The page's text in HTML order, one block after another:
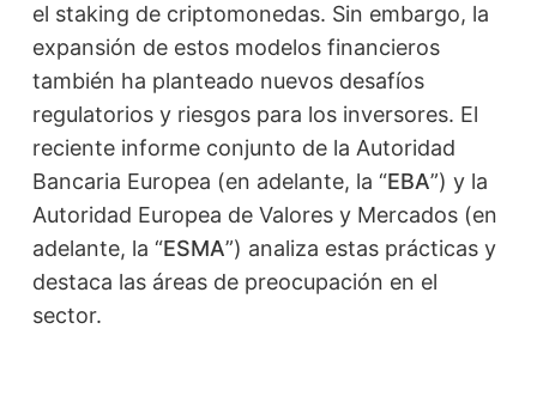
el staking de criptomonedas. Sin embargo, la
expansión de estos modelos financieros
también ha planteado nuevos desafíos
regulatorios y riesgos para los inversores. El
reciente informe conjunto de la Autoridad
Bancaria Europea (en adelante, la “EBA”) y la
Autoridad Europea de Valores y Mercados (en
adelante, la “ESMA”) analiza estas prácticas y
destaca las áreas de preocupación en el
sector.